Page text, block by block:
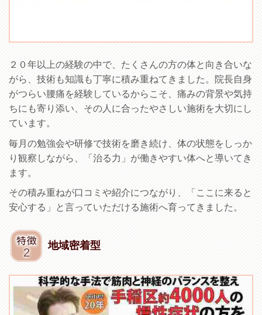
２０年以上の経験の中で、たくさんの方の体と向き合いな
がら、技術も知識も丁寧に積み重ねてきました。院長自身
がつらい腰痛を経験しているからこそ、痛みの背景や気持
ちにも寄り添い、その人に合ったやさしい施術を大切にし
ています。
毎月の勉強会や研修で技術を磨き続け、体の状態をしっか
り観察しながら、「治る力」が働きやすい体へと導いてき
ます。
その積み重ねが口コミや紹介につながり、「ここに来ると
安心する」と言っていただける施術へ育ってきました。
地域密着型